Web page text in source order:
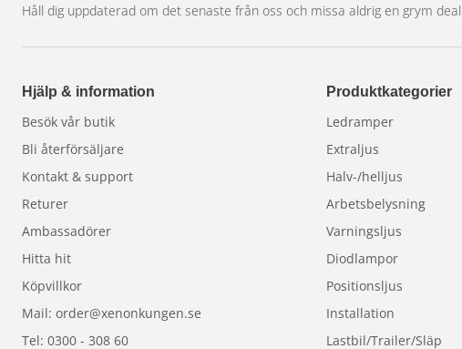
Håll dig uppdaterad om det senaste från oss och missa aldrig en grym
Hjälp & information
Besök vår butik
Bli återförsäljare
Kontakt & support
Returer
Ambassadörer
Hitta hit
Köpvillkor
Mail: order@xenonkungen.se
Tel: 0300 - 308 60
Produktkategorier
Ledramper
Extraljus
Halv-/helljus
Arbetsbelysning
Varningsljus
Diodlampor
Positionsljus
Installation
Lastbil/Trailer/Släp